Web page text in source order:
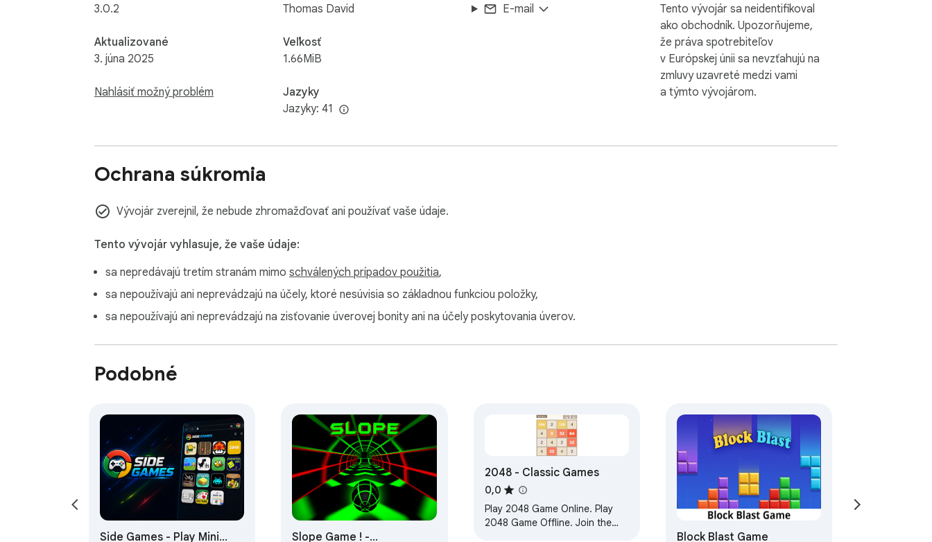
3.0.2
Aktualizované
3. júna 2025
Nahlásiť možný problém
Thomas David
Veľkosť
1.66MiB
Jazyky
Jazyky: 41
E-mail
Tento vývojár sa neidentifikoval
ako obchodník. Upozorňujeme,
že práva spotrebiteľov
v Európskej únii sa nevzťahujú na
zmluvy uzavreté medzi vami
a týmto vývojárom.
Ochrana súkromia
Vývojár zverejnil, že nebude zhromažďovať ani používať vaše údaje.
Tento vývojár vyhlasuje, že vaše údaje:
sa nepredávajú tretím stranám mimo schválených prípadov použitia,
sa nepoužívajú ani neprevádzajú na účely, ktoré nesúvisia so základnou funkciou položky,
sa nepoužívajú ani neprevádzajú na zisťovanie úverovej bonity ani na účely poskytovania úverov.
Podobné
Side Games - Play Mini Slope Game ! -
2048 - Classic Games
0,0
Play 2048 Game Online. Play
2048 Game Offline. Join the
Block Blast Game